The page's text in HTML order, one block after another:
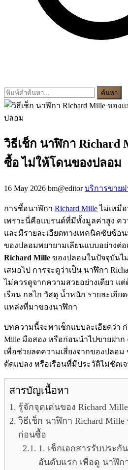
ค้นหา
วิธีเช็ก นาฬิกา Richard
ซื้อ ไม่ให้โดนของปลอม
16 May 2026 bm@editor บริการขาย
การซื้อนาฬิกา Richard Milleไม่เหมื
เพราะนี่คือแบรนด์ที่มีทั้งมูลค่าสูง ค
และมีรายละเอียดทางเทคนิคซับซ้อ
ของปลอมพยายามเลียนแบบอย่างต่
Richard Mille ของปลอมในปัจจุบันไ
เสมอไป การจะดูว่าเป็น นาฬิกา
ไม่ควรดูจากความสวยอย่างเดียว แต่
เรือน กลไก วัสดุ น้ำหนัก รายละเอีย
แหล่งที่มาของนาฬิกา
บทความนี้จะพาเช็กแบบละเอียดว่า
Mille มือสอง หรือก่อนนำไปขายฝาก
เพื่อช่วยลดความเสี่ยงจากของปลอ
ดัดแปลง หรือเรือนที่มีประวัติไม่ชัดเ
สารบัญเนื้อหา
รู้จักจุดเด่นของ Richard
วิธีเช็ก นาฬิกา Richard
ก่อนซื้อ
1. เช็กเอกสารรับประกั
อันดับแรก เพื่อดู นาฬิก